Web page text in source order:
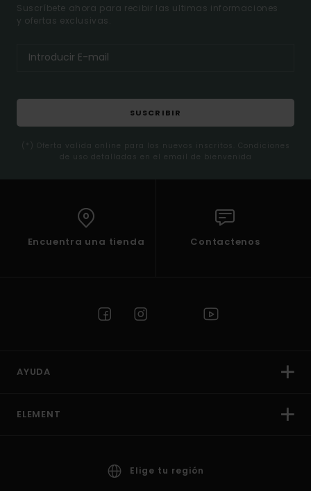
Suscríbete ahora para recibir las ultimas informaciones
y ofertas exclusivas.
SUSCRIBIR
(*) Oferta valida online para los nuevos inscritos. Condiciones
de uso detalladas en el email de bienvenida
Encuentra una tienda Contactenos
AYUDA
ELEMENT
Elige tu región